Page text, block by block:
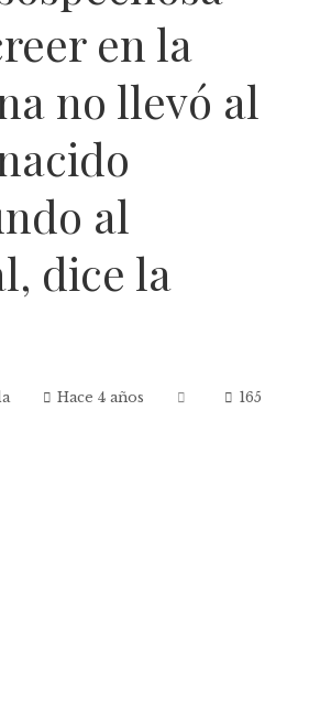
en la
no llevó al
al
dice la
Hace 4 años 165